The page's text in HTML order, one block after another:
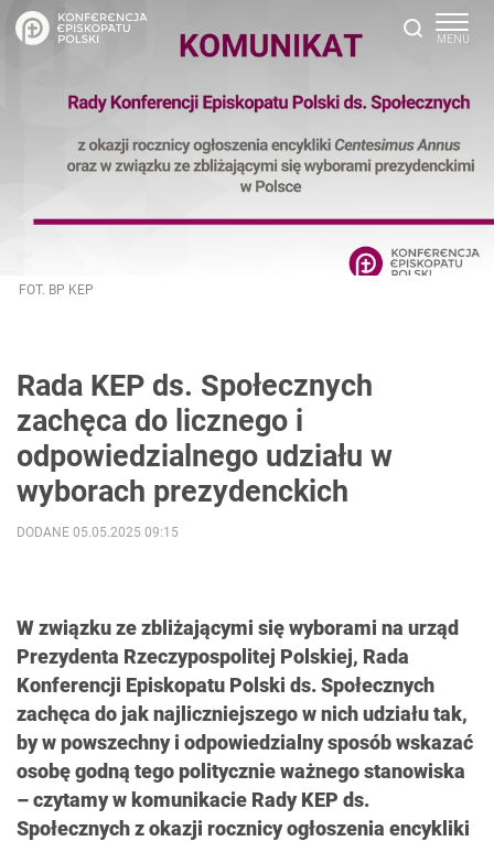
FOT. BP KEP
Rada KEP ds. Społecznych
zachęca do licznego i
odpowiedzialnego udziału w
wyborach prezydenckich
W związku ze zbliżającymi się wyborami na urząd
Prezydenta Rzeczypospolitej Polskiej, Rada
Konferencji Episkopatu Polski ds. Społecznych
zachęca do jak najliczniejszego w nich udziału tak,
by w powszechny i odpowiedzialny sposób wskazać
osobę godną tego politycznie ważnego stanowiska
– czytamy w komunikacie Rady KEP ds.
Społecznych z okazji rocznicy ogłoszenia encykliki
DODANE 05.05.2025 09:15